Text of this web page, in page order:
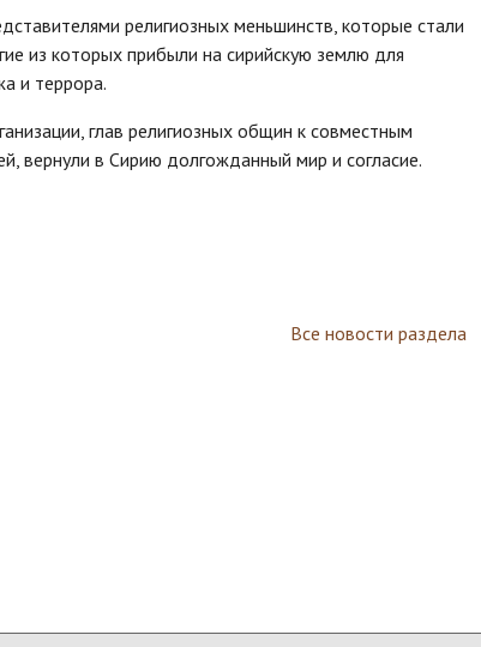
религиозных меньшинств, которые стали
из которых прибыли на сирийскую землю для
и террора.
глав религиозных общин к совместным
вернули в Сирию долгожданный мир и согласие.
Все новости раздела